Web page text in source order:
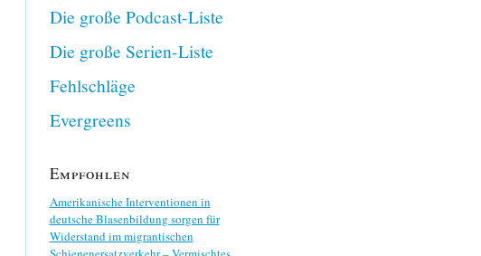
Die große Podcast-Liste
Die große Serien-Liste
Fehlschläge
Evergreens
Empfohlen
Amerikanische Interventionen in
deutsche Blasenbildung sorgen für
Widerstand im migrantischen